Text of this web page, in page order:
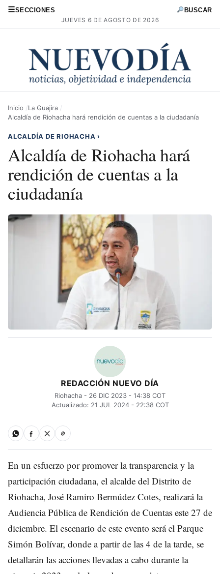
☰SECCIONES
JUEVES 6 DE AGOSTO DE 2026
BUSCAR
Inicio
La Guajira
Alcaldía de Riohacha hará rendición de cuentas a la ciudadanía
ALCALDÍA DE RIOHACHA ›
Alcaldía de Riohacha hará
rendición de cuentas a la
ciudadanía
REDACCIÓN NUEVO DÍA
Riohacha - 26 DIC 2023 - 14:38 COT
Actualizado: 21 JUL 2024 - 22:38 COT
En un esfuerzo por promover la transparencia y la
participación ciudadana, el alcalde del Distrito de
Riohacha, José Ramiro Bermúdez Cotes, realizará la
Audiencia Pública de Rendición de Cuentas este 27 de
diciembre. El escenario de este evento será el Parque
Simón Bolívar, donde a partir de las 4 de la tarde, se
detallarán las acciones llevadas a cabo durante la